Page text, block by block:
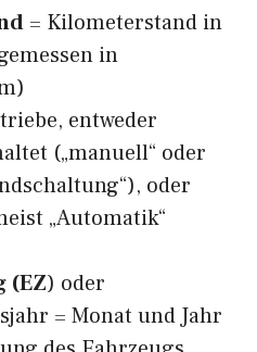
= Kilometerstand in
in
entweder
(„manuell“ oder
oder
„Automatik“
(EZ) oder
= Monat und Jahr